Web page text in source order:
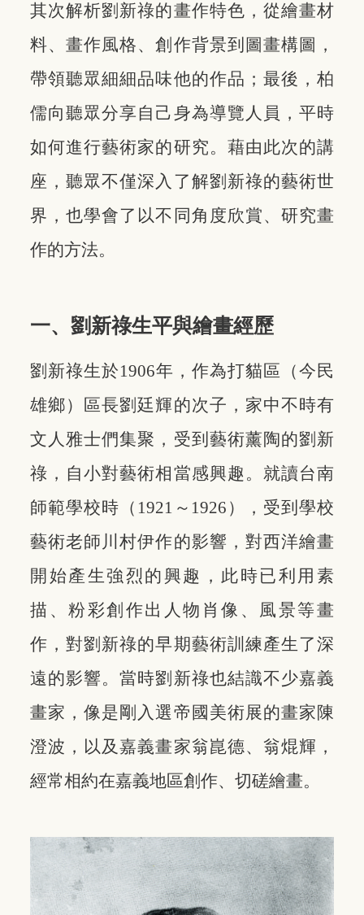
其次解析劉新祿的畫作特色，從繪畫材
料、畫作風格、創作背景到圖畫構圖，
帶領聽眾細細品味他的作品；最後，柏
儒向聽眾分享自己身為導覽人員，平時
如何進行藝術家的研究。藉由此次的講
座，聽眾不僅深入了解劉新祿的藝術世
界，也學會了以不同角度欣賞、研究畫
作的方法。
一、劉新祿生平與繪畫經歷
劉新祿生於1906年，作為打貓區（今民
雄鄉）區長劉廷輝的次子，家中不時有
文人雅士們集聚，受到藝術薰陶的劉新
祿，自小對藝術相當感興趣。就讀台南
師範學校時（1921～1926），受到學校
藝術老師川村伊作的影響，對西洋繪畫
開始產生強烈的興趣，此時已利用素
描、粉彩創作出人物肖像、風景等畫
作，對劉新祿的早期藝術訓練產生了深
遠的影響。當時劉新祿也結識不少嘉義
畫家，像是剛入選帝國美術展的畫家陳
澄波，以及嘉義畫家翁崑德、翁焜輝，
經常相約在嘉義地區創作、切磋繪畫。